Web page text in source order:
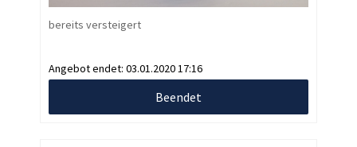
bereits versteigert
Angebot endet: 03.01.2020 17:16
Beendet